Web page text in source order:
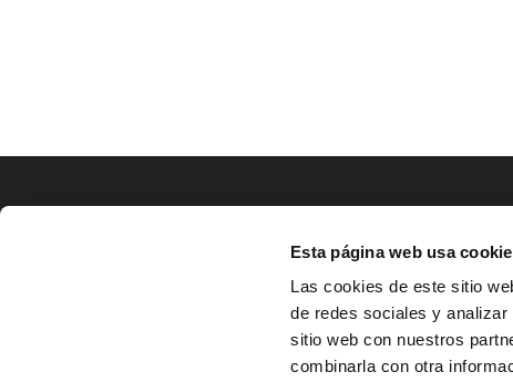
Esta página web usa
Las cookies de este sitio
de redes sociales y
sitio web con nuestros
combinarla con otra
LOCALIZACIÓN
Av. Zaragoza, Nº37, 1ºB,
31500 Tudela, Navarra

